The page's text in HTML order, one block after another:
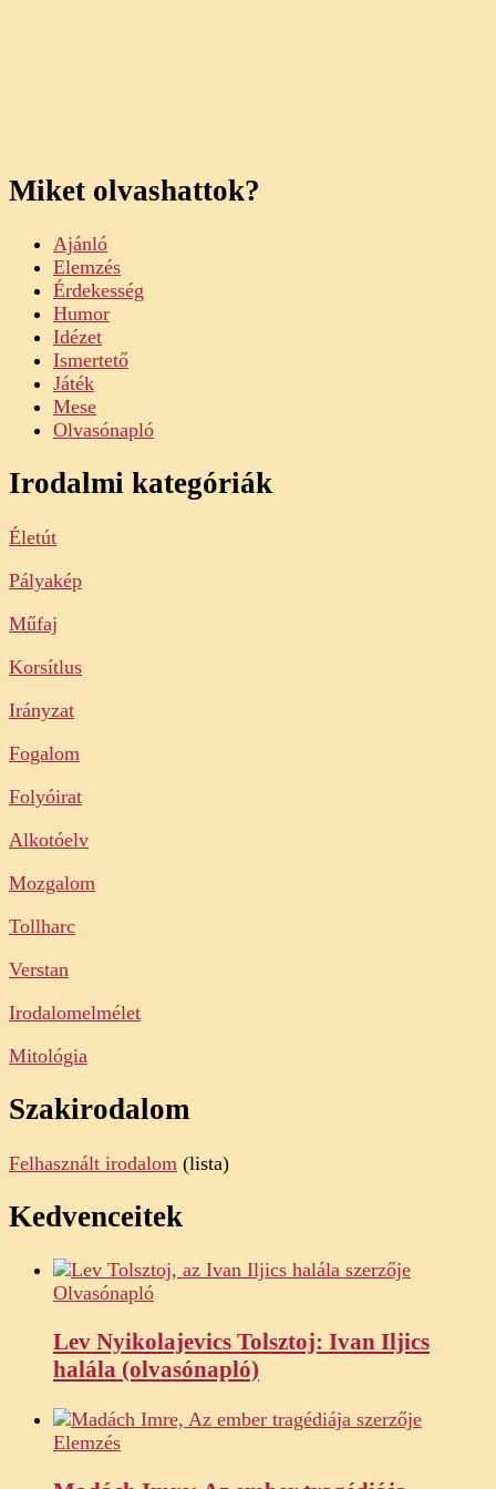
Miket olvashattok?
Ajánló
Elemzés
Érdekesség
Humor
Idézet
Ismertető
Játék
Mese
Olvasónapló
Irodalmi kategóriák
Életút
Pályakép
Műfaj
Korsítlus
Irányzat
Fogalom
Folyóirat
Alkotóelv
Mozgalom
Tollharc
Verstan
Irodalomelmélet
Mitológia
Szakirodalom
Felhasznált irodalom (lista)
Kedvenceitek
Olvasónapló
Lev Nyikolajevics Tolsztoj: Ivan Iljics
halála (olvasónapló)
Elemzés